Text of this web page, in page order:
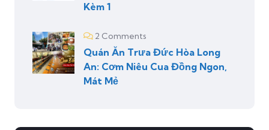
Kèm 1
2 Comments
Quán Ăn Trưa Đức Hòa Long
An: Cơm Niêu Cua Đồng Ngon,
Mát Mẻ